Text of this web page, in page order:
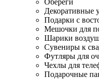
Обереги
Декоративные
Подарки с
Мешочки для
Шарики
Сувениры к
Футляры для
Чехлы для
Подарочные